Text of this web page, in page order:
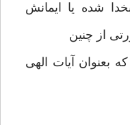
شده یا ایمانش
از چنین
بعنوان آیات الهی